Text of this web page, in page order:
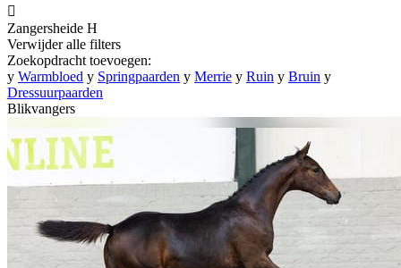

Zangersheide H
Verwijder alle filters
Zoekopdracht toevoegen:
y Warmbloed y Springpaarden y Merrie y Ruin y Bruin y
Dressuurpaarden
Blikvangers